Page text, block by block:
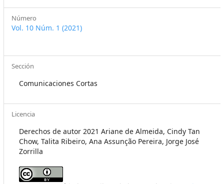
Número
Vol. 10 Núm. 1 (2021)
Sección
Comunicaciones Cortas
Licencia
Derechos de autor 2021 Ariane de Almeida, Cindy Tan
Chow, Talita Ribeiro, Ana Assunção Pereira, Jorge José
Zorrilla